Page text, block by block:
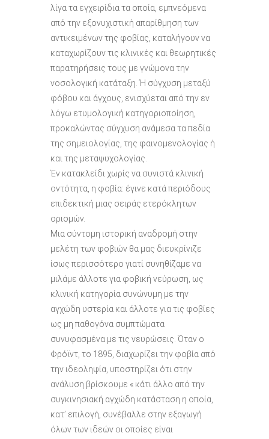
λίγα τα εγχειρίδια τα οποία, εμπνεόμενα
από την εξονυχιστική απαρίθμηση των
αντικειμένων της φοβίας, καταλήγουν να
καταχωρίζουν τις κλινικές και θεωρητικές
παρατηρήσεις τους με γνώμονα την
νοσολογική κατάταξη. Ή σύγχυση μεταξύ
φόβου και άγχους, ενισχύεται από την εν
λόγω ετυμολογική κατηγοριοποίηση,
προκαλώντας σύγχυση ανάμεσα τα πεδία
της σημειολογίας, της φαινομενολογίας ή
και της μεταψυχολογίας.
Έν κατακλείδι χωρίς να συνιστά κλινική
οντότητα, η φοβία: έγινε κατά περιόδους
επιδεκτική μιας σειράς ετερόκλητων
ορισμών.
Μια σύντομη ιστορική αναδρομή στην
μελέτη των φοβιών θα μας διευκρίνιζε
ίσως περισσότερο γιατί συνηθίζαμε να
μιλάμε άλλοτε για φοβική νεύρωση, ως
κλινική κατηγορία συνώνυμη με την
αγχώδη υστερία και άλλοτε για τις φοβίες
ως μη παθογόνα συμπτώματα
συνυφασμένα με τις νευρώσεις. Όταν ο
Φρόϊντ, το 1895, διαχωρίζει την φοβία από
την ιδεοληψία, υποστηρίζει ότι στην
ανάλυση βρίσκουμε « κάτι άλλο από την
συγκινησιακή αγχώδη κατάσταση η οποία,
κατ’ επιλογή, συνέβαλλε στην εξαγωγή
όλων των ιδεών οι οποίες είναι